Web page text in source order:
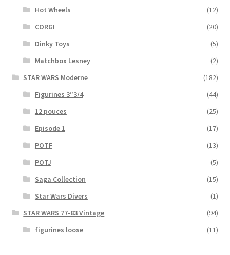
Hot Wheels
(12)
CORGI
(20)
Dinky Toys
(5)
Matchbox Lesney
(2)
STAR WARS Moderne
(182)
Figurines 3″3/4
(44)
12 pouces
(25)
Episode 1
(17)
POTF
(13)
POTJ
(5)
Saga Collection
(15)
Star Wars Divers
(1)
STAR WARS 77-83 Vintage
(94)
figurines loose
(11)